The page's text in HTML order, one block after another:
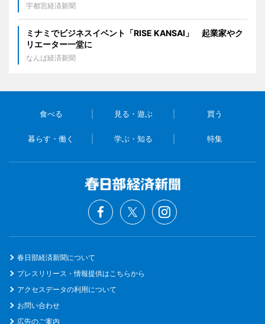
宇都宮経済新聞
ミナミでビジネスイベント「RISE KANSAI」 起業家やク
リエーター一堂に
なんば経済新聞
食べる 見る・遊ぶ 買う
暮らす・働く 学ぶ・知る 特集
春日部経済新聞について
プレスリリース・情報提供はこちらから
アクセスデータの利用について
お問い合わせ
広告のご案内